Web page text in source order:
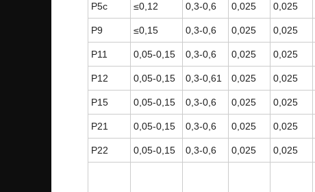
P5c ≤0,12 0,3-0,6 0,025 0,025
Р9 ≤0,15 0,3-0,6 0,025 0,025
P11 0,05-0,15 0,3-0,6 0,025 0,025
Р12 0,05-0,15 0,3-0,61 0,025 0,025
P15 0,05-0,15 0,3-0,6 0,025 0,025
P21 0,05-0,15 0,3-0,6 0,025 0,025
P22 0,05-0,15 0,3-0,6 0,025 0,025